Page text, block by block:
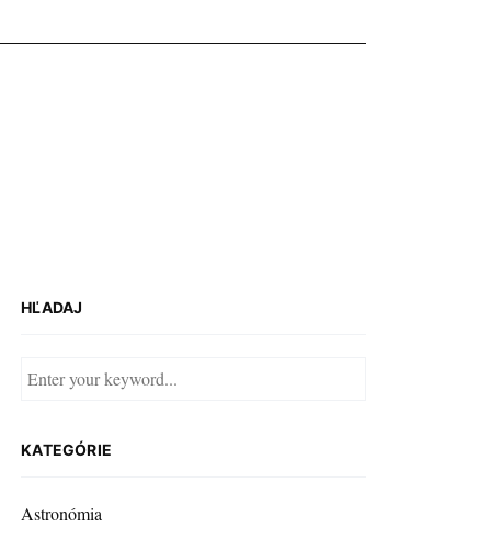
HĽADAJ
KATEGÓRIE
Astronómia